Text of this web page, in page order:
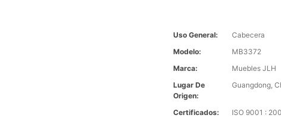
Uso General:
Cabecera
Modelo:
MB3372
Marca:
Muebles JLH
Lugar De
Origen:
Guangdong,
Certificados:
ISO 9001 :